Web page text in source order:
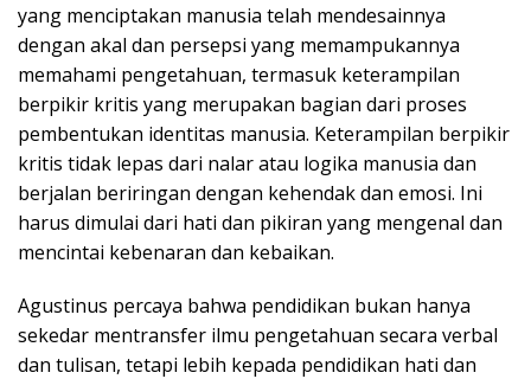
yang menciptakan manusia telah mendesainnya
dengan akal dan persepsi yang memampukannya
memahami pengetahuan, termasuk keterampilan
berpikir kritis yang merupakan bagian dari proses
pembentukan identitas manusia. Keterampilan berpikir
kritis tidak lepas dari nalar atau logika manusia dan
berjalan beriringan dengan kehendak dan emosi. Ini
harus dimulai dari hati dan pikiran yang mengenal dan
mencintai kebenaran dan kebaikan.
Agustinus percaya bahwa pendidikan bukan hanya
sekedar mentransfer ilmu pengetahuan secara verbal
dan tulisan, tetapi lebih kepada pendidikan hati dan